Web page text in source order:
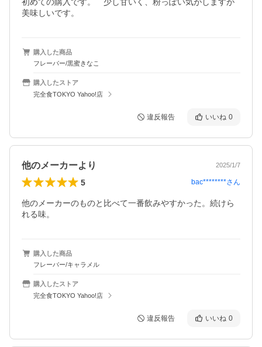
美味しいです。
購入した商品
フレーバー/黒蜜きなこ
購入したストア
完全食TOKYO Yahoo!店
違反報告 いいね 0
他のメーカーより 2025/1/7
5 bac********さん
他のメーカーのものと比べて一番飲みやすかった。続けら
れる味。
購入した商品
フレーバー/キャラメル
購入したストア
完全食TOKYO Yahoo!店
違反報告 いいね 0